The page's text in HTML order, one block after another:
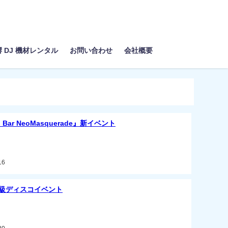
DJ 機材レンタル お問い合わせ 会社概要
Bar NeoMasquerade』新イベント
ディスコイベント